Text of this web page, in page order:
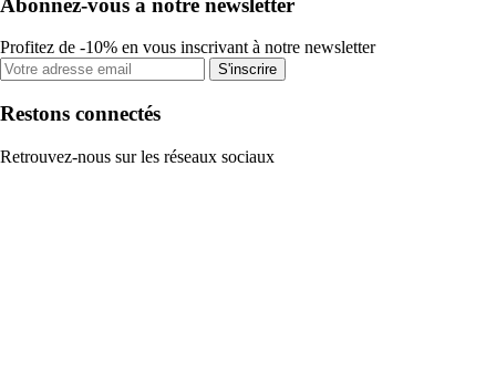
Profitez de -10% en vous inscrivant à notre newsletter
S'inscrire
Restons connectés
Retrouvez-nous sur les réseaux sociaux